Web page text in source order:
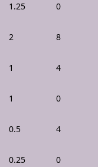
1.25 0
2 8
1 4
1 0
0.5 4
0.25 0